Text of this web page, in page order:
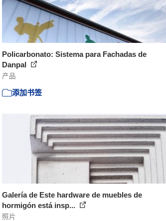
Policarbonato: Sistema para Fachadas de
Danpal
产品
添加书签
Galería de Este hardware de muebles de
hormigón está insp...
照片